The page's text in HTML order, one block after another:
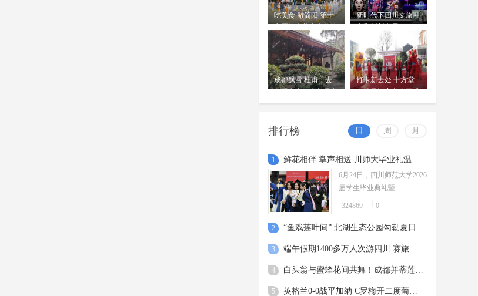
06-23
周吟
“奔奔”来啦！四川省第十一届
残疾人运动会暨第六届特殊奥
林匹克运动会标志标识正式发
布
四川省第十一届残疾人运动会暨第
六届特殊奥林匹克运动会将于2026年
9月在广安、内江、宜宾举办。
06-23
雨过天晴 绝美画卷 成都再
现“窗含西岭千秋雪”
成都迎来了久违的“水晶天”，不仅市
更在遥远的天际线与连绵的群山...
吃美食 游简阳 第十
游季今日开幕
新时代下四川文旅融
成都飘雪 杜甫：去
地
打卡新去处 十方堂
开放
排行榜 日 周 月
1 鲜花相伴 掌声相送 川师大毕业礼温暖启程
6月24日，四川师范大学2026
届学生毕业典礼暨...
324869 0
2 “鱼戏莲叶间” 北湖生态公园勾勒夏日美景
3 端午假期1400多万人次游四川 赛旅融合成时尚 青春旅途是亮点
4 白头翁与蜜蜂花间共舞！成都并蒂莲含苞待放惹人怜爱
5 英格兰0-0战平加纳 C罗梅开二度葡萄牙5球大胜